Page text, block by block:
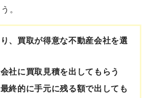
。
、買取が得意な不動産会社を選
社に買取見積を出してもらう
終的に手元に残る額で出しても